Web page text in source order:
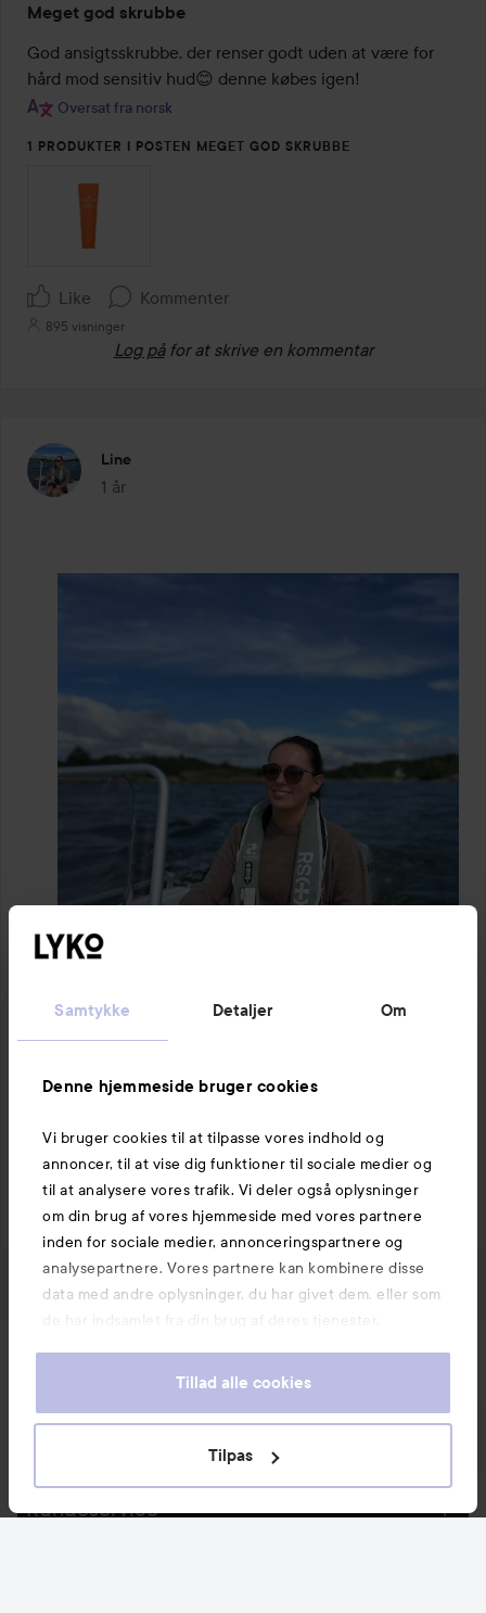
Samtykke Detaljer Om
Denne hjemmeside bruger cookies
Vi bruger cookies til at tilpasse vores indhold og
annoncer, til at vise dig funktioner til sociale medier og
til at analysere vores trafik. Vi deler også oplysninger
om din brug af vores hjemmeside med vores partnere
inden for sociale medier, annonceringspartnere og
analysepartnere. Vores partnere kan kombinere disse
data med andre oplysninger, du har givet dem, eller som
de har indsamlet fra din brug af deres tjenester.
Tillad alle cookies
Tilpas
5
ud
af
5
Meget god skrubbe
God ansigtsskrubbe, der renser godt uden at være for
hård mod sensitiv hud😊 denne købes igen!
Oversat fra norsk
1 PRODUKTER I POSTEN MEGET GOD SKRUBBE
Like Kommenter
895 visninger
Log på for at skrive en kommentar
Line
1 år
Posten blev oprettet 1 år
Like Kommenter
35 visninger
Log på for at skrive en kommentar
Nyheder og tilbud
Følg os
Kundeservice